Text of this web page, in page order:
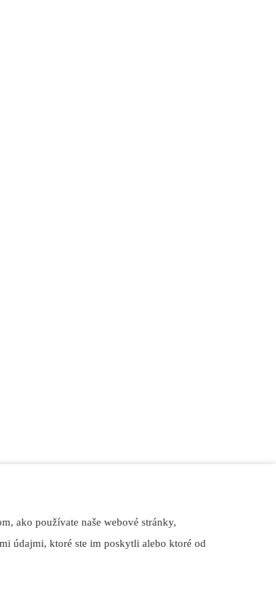
svietidlá, alebo elektroinštalačný materiál.
ako používate naše webové stránky,
údajmi, ktoré ste im poskytli alebo ktoré od